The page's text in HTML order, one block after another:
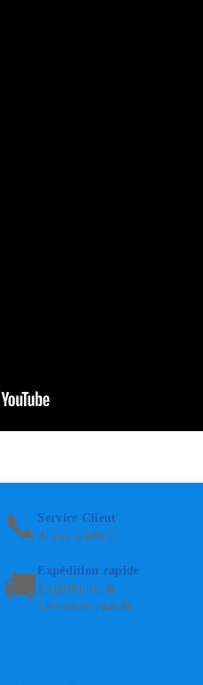
📞 Service Client
A vos côtés !
🚚Expédition rapide
Expédition &
Livraison rapide